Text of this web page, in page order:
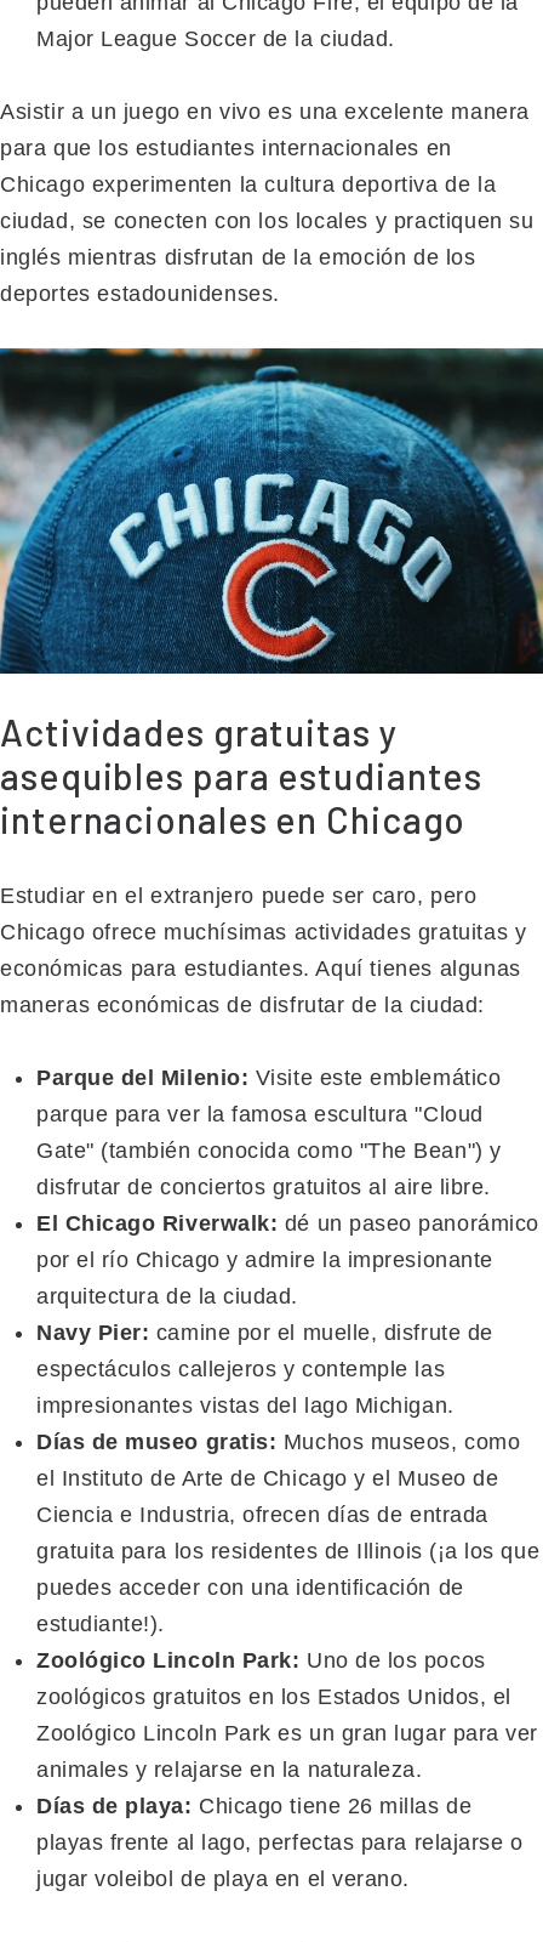
Major League Soccer de la ciudad.
Asistir a un juego en vivo es una excelente manera
para que los estudiantes internacionales en
Chicago experimenten la cultura deportiva de la
ciudad, se conecten con los locales y practiquen su
inglés mientras disfrutan de la emoción de los
deportes estadounidenses.
Actividades gratuitas y
asequibles para estudiantes
internacionales en Chicago
Estudiar en el extranjero puede ser caro, pero
Chicago ofrece muchísimas actividades gratuitas y
económicas para estudiantes. Aquí tienes algunas
maneras económicas de disfrutar de la ciudad:
Parque del Milenio: Visite este emblemático
parque para ver la famosa escultura "Cloud
Gate" (también conocida como "The Bean") y
disfrutar de conciertos gratuitos al aire libre.
El Chicago Riverwalk: dé un paseo panorámico
por el río Chicago y admire la impresionante
arquitectura de la ciudad.
Navy Pier: camine por el muelle, disfrute de
espectáculos callejeros y contemple las
impresionantes vistas del lago Michigan.
Días de museo gratis: Muchos museos, como
el Instituto de Arte de Chicago y el Museo de
Ciencia e Industria, ofrecen días de entrada
gratuita para los residentes de Illinois (¡a los que
puedes acceder con una identificación de
estudiante!).
Zoológico Lincoln Park: Uno de los pocos
zoológicos gratuitos en los Estados Unidos, el
Zoológico Lincoln Park es un gran lugar para ver
animales y relajarse en la naturaleza.
Días de playa: Chicago tiene 26 millas de
playas frente al lago, perfectas para relajarse o
jugar voleibol de playa en el verano.